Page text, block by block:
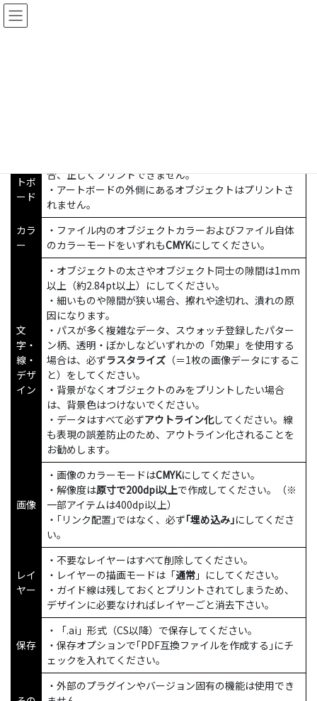
コ
ン
ナ
ビ
トボ
ード
合、正しくプリントできません。
・アートボードの外側にあるオブジェクトはプリントさ
れません。
カラ
ー
・ファイル内のオブジェクトカラーおよびファイル自体
のカラーモードをいずれもCMYKにしてください。
文
字・
線・
デザ
イン
・オブジェクトの太さやオブジェクト同士の隙間は1mm
以上（約2.84pt以上）にしてください。
・細いものや隙間が狭い場合、擦れや途切れ、潰れの原
因になります。
・パスが多く複雑なデータ、スウォッチ登録したパター
ン柄、透明・ぼかしなどいずれかの「効果」を使用する
場合は、必ずラスタライズ （＝1枚の画像データにするこ
と）をしてください。
・背景がなくオブジェクトのみをプリントしたい場合
は、背景色はつけないでください。
・データはすべて必ずアウトライン化してください。線
も表現の誤差防止のため、アウトライン化されることを
お勧めします。
画像
・画像のカラーモードはCMYKにしてください。
・解像度は原寸で200dpi以上で作成してください。（※
一部アイテムは400dpi以上）
・｢リンク配置｣ではなく、必ず｢埋め込み｣にしてくださ
い。
レイ
ヤー
・不要なレイヤーはすべて削除してください。
・レイヤーの描画モードは「通常 」にしてください。
・ガイド線は残しておくとプリントされてしまうため、
デザインに必要なければレイヤーごと消去下さい。
保存
・「.ai」形式（CS以降）で保存してください。
・保存オプションで｢PDF互換ファイルを作成する｣にチ
ェックを入れてください。
・外部のプラグインやバージョン固有の機能は使用でき